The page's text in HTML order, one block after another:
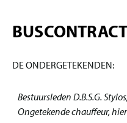
BUSCONTRACT
DE ONDERGETEKENDEN:
Bestuursleden D.B.S.G.
Ongetekende chauffeur,